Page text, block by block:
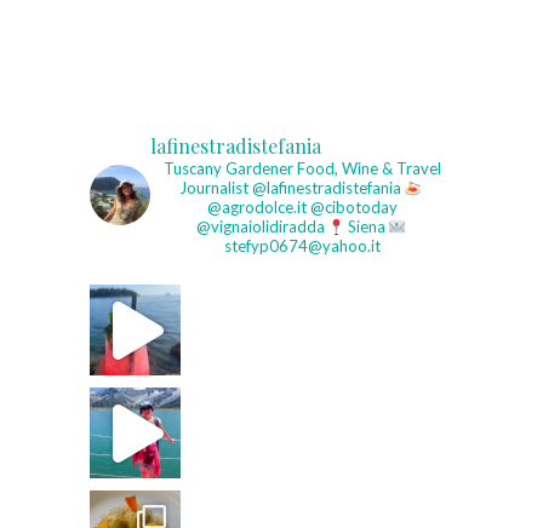
lafinestradistefania
Tuscany GardenerFood, Wine & Travel
Journalist@lafinestradistefania
@agrodolce.it @cibotoday
@vignaiolidiradda
Siena
stefyp0674@yahoo.it